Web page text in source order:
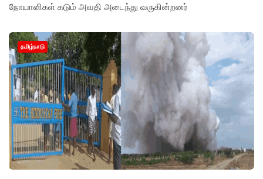
நோயாளிகள் கடும் அவதி அடைந்து வருகின்றனர்
தமிழ்நாடு